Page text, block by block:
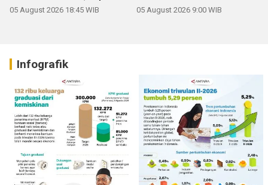
05 August 2026 18:45 WIB 05 August 2026 9:00 WIB
Infografik